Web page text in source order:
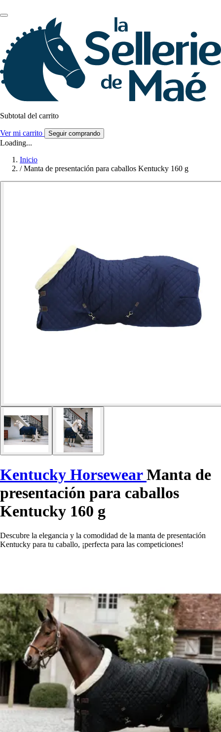
Subtotal del carrito
Ver mi carrito Seguir comprando
Loading...
Inicio
/ Manta de presentación para caballos Kentucky 160 g
Kentucky HorsewearManta de
presentación para caballos
Kentucky 160 g
Descubre la elegancia y la comodidad de la manta de presentación
Kentucky para tu caballo, ¡perfecta para las competiciones!